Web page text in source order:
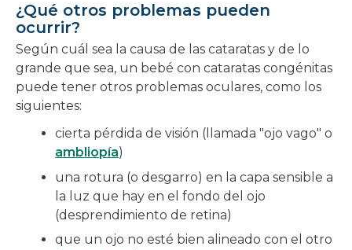
¿Qué otros problemas pueden
ocurrir?
Según cuál sea la causa de las cataratas y de lo
grande que sea, un bebé con cataratas congénitas
puede tener otros problemas oculares, como los
siguientes:
cierta pérdida de visión (llamada "ojo vago" o
ambliopía)
una rotura (o desgarro) en la capa sensible a
la luz que hay en el fondo del ojo
(desprendimiento de retina)
que un ojo no esté bien alineado con el otro